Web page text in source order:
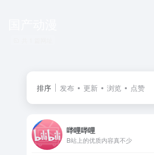
排序 发布 更新 浏览 点赞
哔哩哔哩
B站上的优质内容真不少